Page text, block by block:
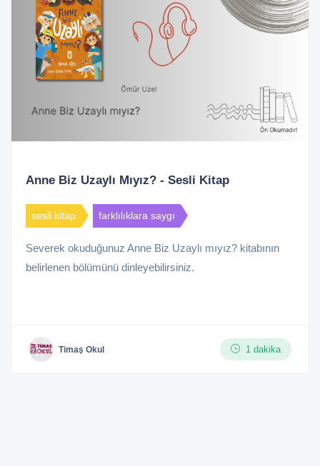
Anne Biz Uzaylı Mıyız? - Sesli Kitap
sesli kitap farklılıklara saygı
Severek okuduğunuz Anne Biz Uzaylı mıyız? kitabının
belirlenen bölümünü dinleyebilirsiniz.
Timaş Okul 1 dakika